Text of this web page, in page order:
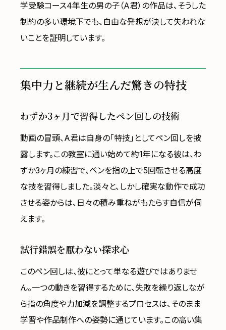
学受験コース4年生の男の子（A君）の作品は、そうした
制約の多い環境下でも、自由な発想が決して失われな
いことを証明しています。
集中力と継続が生んだ驚きの特技
わずか3ヶ月で習得したペン回しの技術
動画の冒頭、A君は自身の「特技」としてペン回しを披
露します。この教室に通い始めて約1年になる彼は、わ
ずか3ヶ月の練習で、ペンを指の上で5回転させる高度
な技を習得しました。淡々と、しかし確実な動作で成功
させる姿からは、日々の積み重ねがもたらす自信が伺
えます。
試行錯誤を厭わない探求心
このペン回しは、彼にとって単なる遊びではありませ
ん。一つの動きを習得するために、失敗を繰り返しなが
ら指の角度や力加減を調整するプロセスは、そのまま
学習や作品制作への姿勢に通じています。この高い集